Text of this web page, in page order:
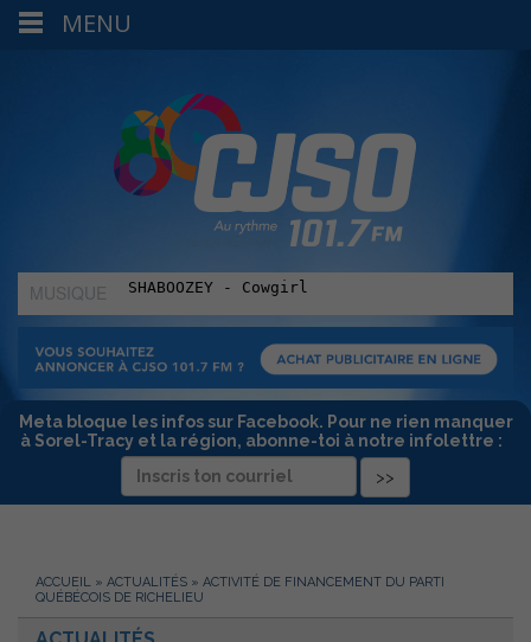
MUSIQUE
:
Meta bloque les infos sur Facebook. Pour ne rien manquer
à Sorel-Tracy et la région, abonne-toi à notre infolettre :
ACCUEIL » ACTUALITÉS » ACTIVITÉ DE FINANCEMENT DU PARTI
QUÉBÉCOIS DE RICHELIEU
MENU